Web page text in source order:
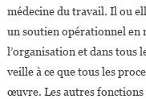
médecine du travail. Il ou
un soutien opérationnel en
l’organisation et dans tous
veille à ce que tous les
œuvre. Les autres fonctions